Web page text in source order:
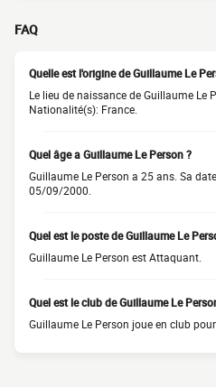
FAQ
Quelle est l'origine de Guillaume Le
Le lieu de naissance de Guillaume Le
Nationalité(s): France.
Quel âge a Guillaume Le Person ?
Guillaume Le Person a 25 ans. Sa
05/09/2000.
Quel est le poste de Guillaume Le
Guillaume Le Person est Attaquant.
Quel est le club de Guillaume Le
Guillaume Le Person joue en club